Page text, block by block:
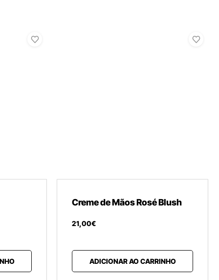
Creme de Mãos Rosé Blush
21,00€
ADICIONAR AO CARRINHO